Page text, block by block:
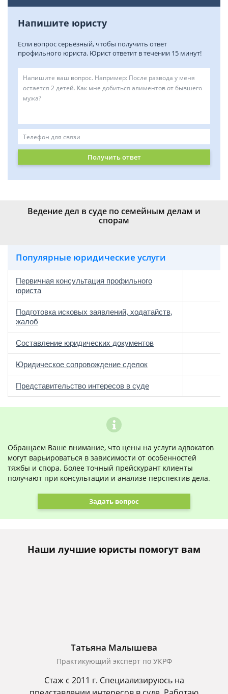
Напишите юристу
Если вопрос серьёзный, чтобы получить ответ
профильного юриста. Юрист ответит в течении 15 минут!
Получить ответ
Ведение дел в суде по семейным делам и
спорам
Популярные юридические услуги
Первичная консультация профильного
юриста
Подготовка исковых заявлений, ходатайств,
жалоб
Составление юридических документов
Юридическое сопровождение сделок
Представительство интересов в суде
Обращаем Ваше внимание, что цены на услуги адвокатов
могут варьироваться в зависимости от особенностей
тяжбы и спора. Более точный прейскурант клиенты
получают при консультации и анализе перспектив дела.
Задать вопрос
Наши лучшие юристы помогут вам
Татьяна Малышева
Практикующий эксперт по УКРФ
Стаж с 2011 г. Специализируюсь на